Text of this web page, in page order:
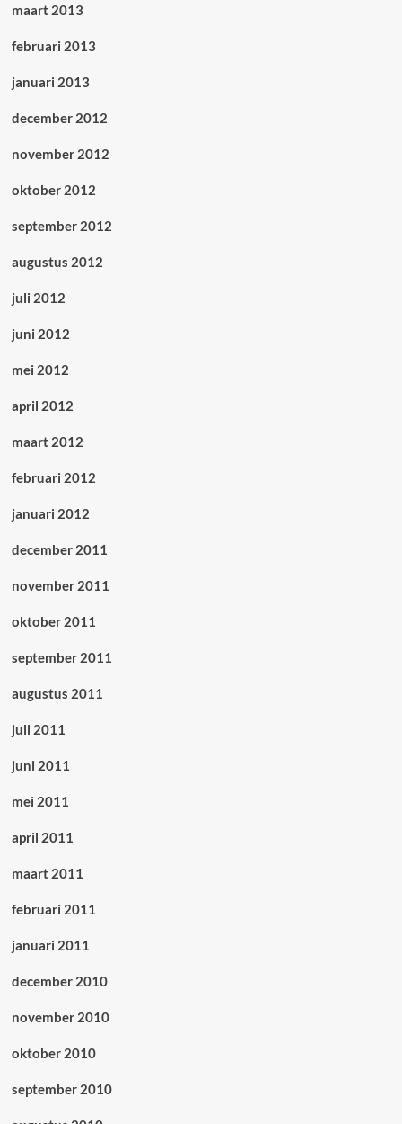
maart 2013
februari 2013
januari 2013
december 2012
november 2012
oktober 2012
september 2012
augustus 2012
juli 2012
juni 2012
mei 2012
april 2012
maart 2012
februari 2012
januari 2012
december 2011
november 2011
oktober 2011
september 2011
augustus 2011
juli 2011
juni 2011
mei 2011
april 2011
maart 2011
februari 2011
januari 2011
december 2010
november 2010
oktober 2010
september 2010